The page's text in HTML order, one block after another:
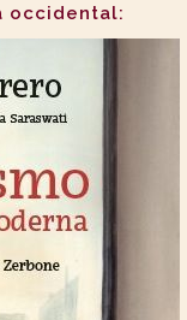
occidental: